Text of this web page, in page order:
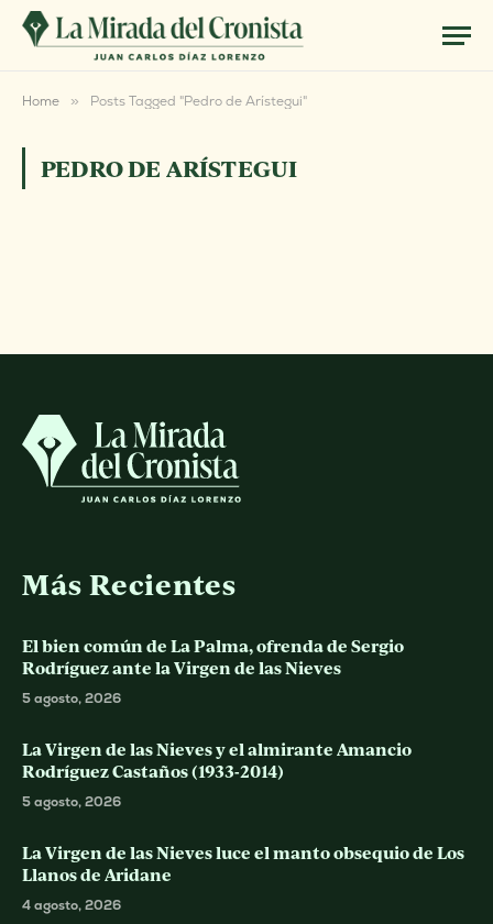
Home » Posts Tagged "Pedro de Arístegui"
PEDRO DE ARÍSTEGUI
Más Recientes
El bien común de La Palma, ofrenda de Sergio
Rodríguez ante la Virgen de las Nieves
5 agosto, 2026
La Virgen de las Nieves y el almirante Amancio
Rodríguez Castaños (1933-2014)
5 agosto, 2026
La Virgen de las Nieves luce el manto obsequio de Los
Llanos de Aridane
4 agosto, 2026